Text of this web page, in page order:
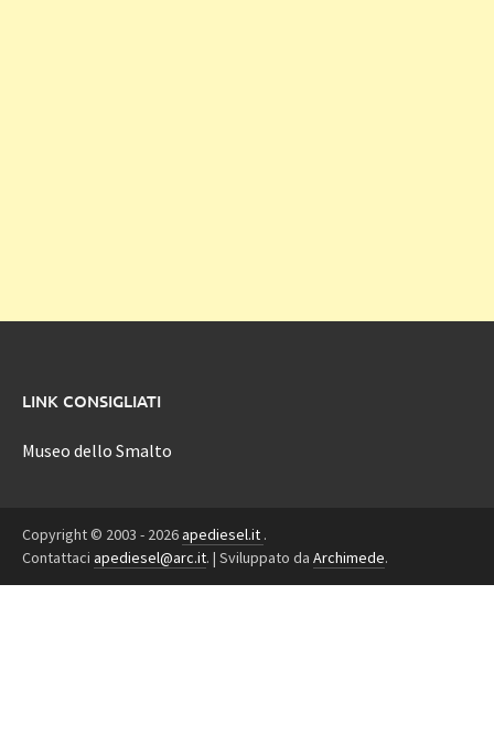
LINK CONSIGLIATI
Museo dello Smalto
Copyright © 2003 - 2026apediesel.it .
Contattaci apediesel@arc.it. | Sviluppato da Archimede.